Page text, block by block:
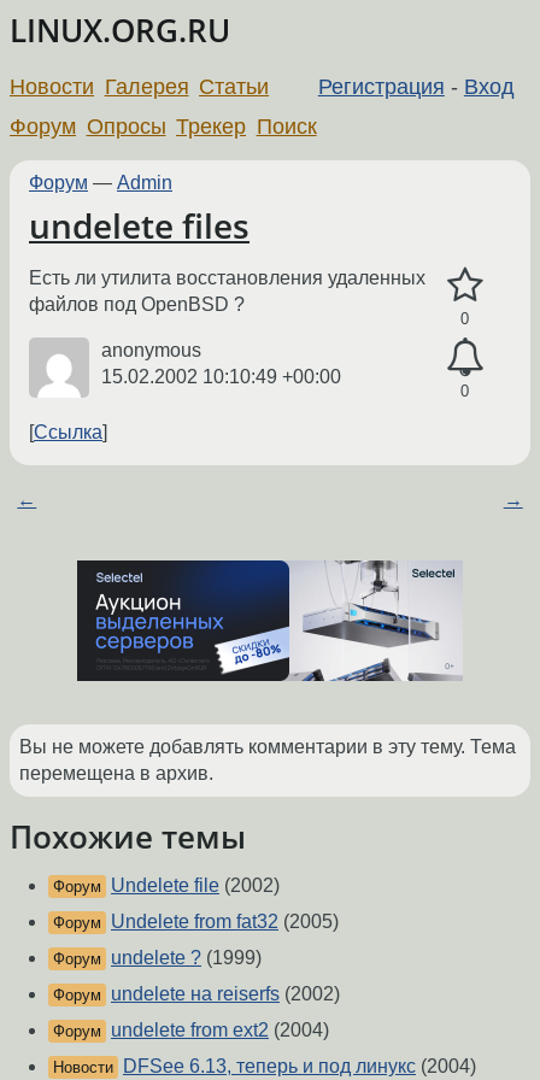
LINUX.ORG.RU
Регистрация - Вход
Новости Галерея Статьи
Форум Опросы Трекер Поиск
Форум — Admin
undelete files
0
0
Есть ли утилита восстановления удаленных
файлов под OpenBSD ?
anonymous
15.02.2002 10:10:49 +00:00
Ссылка
← →
Вы не можете добавлять комментарии в эту тему. Тема
перемещена в архив.
Похожие темы
Форум Undelete file (2002)
Форум Undelete from fat32 (2005)
Форум undelete ? (1999)
Форум undelete на reiserfs (2002)
Форум undelete from ext2 (2004)
Новости DFSee 6.13, теперь и под линукс (2004)